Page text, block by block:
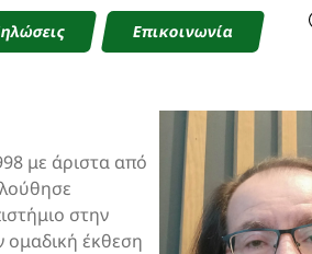
Επικοινωνία
με άριστα από
στην
ομαδική έκθεση